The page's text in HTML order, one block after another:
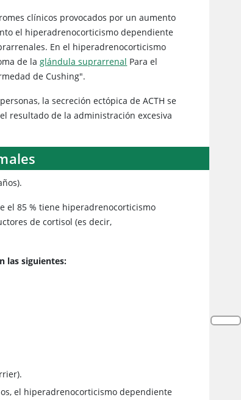
clínicos provocados por un aumento
el hiperadrenocorticismo dependiente
En el hiperadrenocorticismo
de laglándula suprarrenal Para el
de Cushing".
la secreción ectópica de ACTH se
resultado de la administración excesiva
el 85 % tiene hiperadrenocorticismo
de cortisol (es decir,
las siguientes:
el hiperadrenocorticismo dependiente